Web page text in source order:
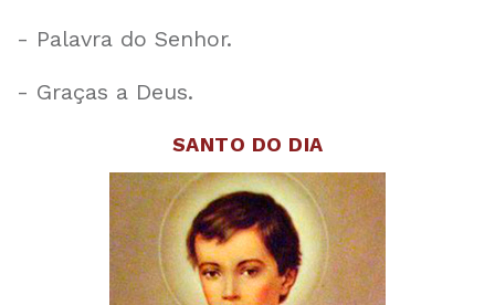
- Palavra do Senhor.
- Graças a Deus.
SANTO DO DIA